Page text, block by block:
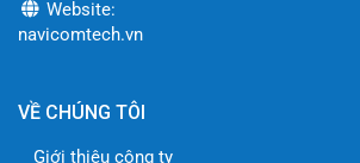
Website:
navicomtech.vn
VỀ CHÚNG TÔI
Giới thiệu công ty